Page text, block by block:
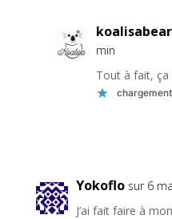
koalisabear
min
Tout à fait, ça
Yokoflo sur 6
J’ai fait faire à